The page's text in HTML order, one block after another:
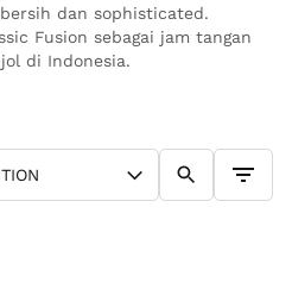
dan sophisticated.
Fusion sebagai jam tangan
di Indonesia.